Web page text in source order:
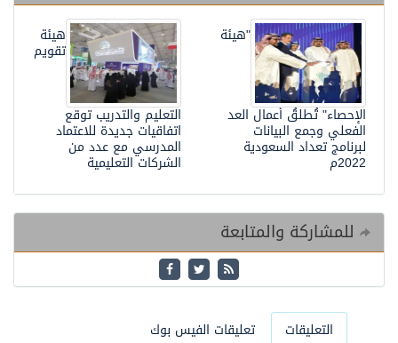
هيئة
تقويم
التعليم والتدريب توقع
اتفاقيات جديدة للاعتماد
المدرسي مع عدد من
الشركات التعليمية
"هيئة
الإحصاء" تُطلقُ أعمال العد
الفعلي وجمع البيانات
لبرنامج تعداد السعودية
2022م
للمشاركة والمتابعة
التعليقات تعليقات الفيس بوك